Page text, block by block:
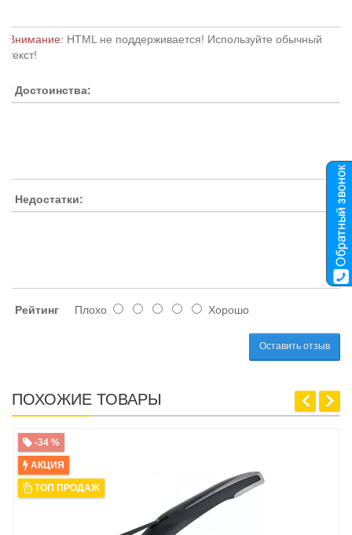
Внимание: HTML не поддерживается! Используйте обычный
текст!
Достоинства:
Недостатки:
Рейтинг Плохо Хорошо
Оставить отзыв
ПОХОЖИЕ ТОВАРЫ
-34 %
АКЦИЯ
ТОП ПРОДАЖ